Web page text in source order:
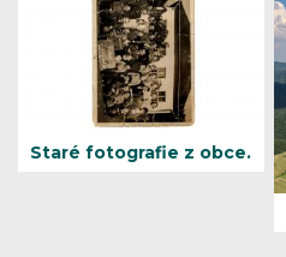
Staré fotografie z obce.